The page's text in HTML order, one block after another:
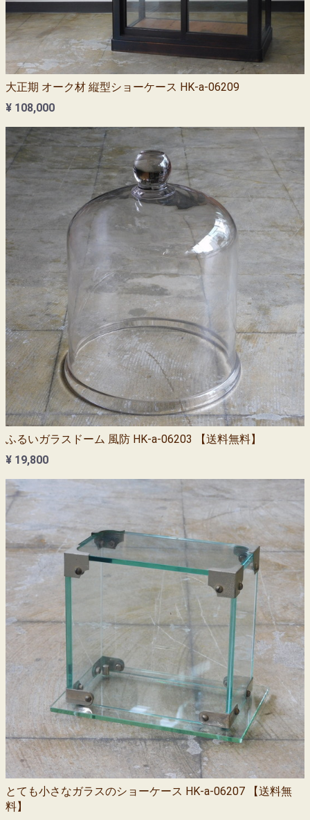
大正期 オーク材 縦型ショーケース HK-a-06209
¥ 108,000
ふるいガラスドーム 風防 HK-a-06203 【送料無料】
¥ 19,800
とても小さなガラスのショーケース HK-a-06207 【送料無
料】